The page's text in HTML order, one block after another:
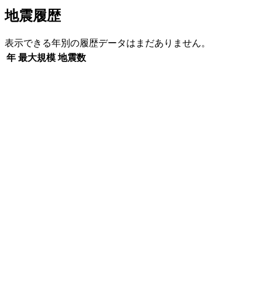
地震履歴
表示できる年別の履歴データはまだありません。
年 最大規模 地震数